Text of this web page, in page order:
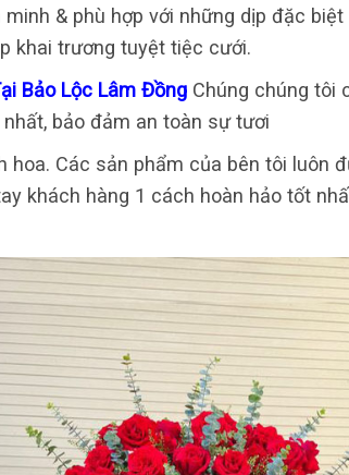
& phù hợp với những dịp đặc
khai trương tuyệt tiệc cưới.
Bảo Lộc Lâm Đồng Chúng chúng tôi
bảo đảm an toàn sự tươi
hoa. Các sản phẩm của bên tôi luôn
khách hàng 1 cách hoàn hảo tốt